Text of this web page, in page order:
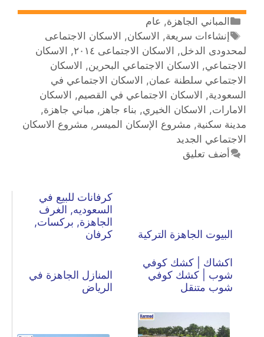
المباني الجاهزة, عام
إنشاءات سريعة, الاسكان,
الاسكان الاجتماعى
لمحدودى الدخل, الاسكان الاجتماعى ٢٠١٤ ,
الاسكان
الاجتماعي, الاسكان الاجتماعي البحرين,
الاسكان
الاجتماعي سلطنة عمان,
الاسكان الاجتماعي في
السعودية, الاسكان الاجتماعي في القصيم,
الاسكان
الامارات, الاسكان الخيري, بناء جاهز , مباني جاهزة,
مدينة سكنية, مشروع الإسكان الميسر , مشروع الاسكان
الاجتماعي الجديد
أضف تعليق
البيوت الجاهزة التركية
كرفانات للبيع في
السعوديه, الغرف
الجاهزة, بركسات,
كرفان
اكشاك | كشك كوفي
شوب | كشك كوفي
شوب متنقل
المنازل الجاهزة في
الرياض